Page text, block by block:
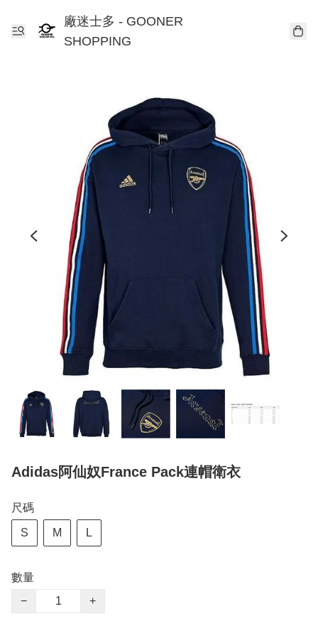
廠迷士多 - GOONER
SHOPPING
Adidas阿仙奴France Pack連帽衛衣
尺碼
S M L
數量
−
+